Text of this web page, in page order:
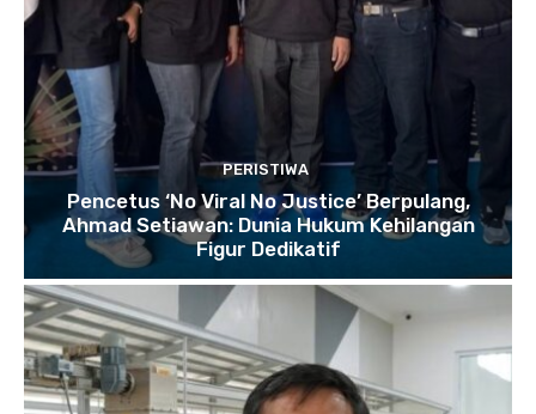
PERISTIWA
Pencetus ‘No Viral No Justice’ Berpulang,
Ahmad Setiawan: Dunia Hukum Kehilangan
Figur Dedikatif